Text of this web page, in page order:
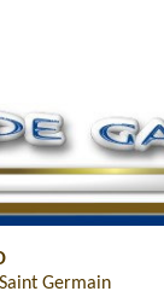
Germain